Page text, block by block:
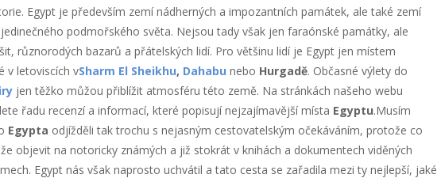
Egypt je především zemí nádherných a impozantních památek, ale také zemí
podmořského světa. Nejsou tady však jen faraónské památky, ale
různorodých bazarů a přátelských lidí. Pro většinu lidí je Egypt jen místem
v letoviscích vSharm El Sheikhu, Dahabu nebo Hurgadě. Občasné výlety do
jen těžko můžou přiblížit atmosféru této země. Na stránkách našeho webu
řadu recenzí a informací, které popisují nejzajímavější místa Egyptu.Musím
Egypta odjížděli tak trochu s nejasným cestovatelským očekáváním, protože co
objevit na notoricky známých a již stokrát v knihách a dokumentech viděných
Egypt nás však naprosto uchvátil a tato cesta se zařadila mezi ty nejlepší, jaké